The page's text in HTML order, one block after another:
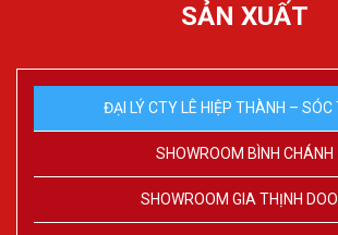
SẢN XUẤT
ĐẠI LÝ CTY LÊ HIỆP THÀNH – SÓC
SHOWROOM BÌNH CHÁNH
SHOWROOM GIA THỊNH